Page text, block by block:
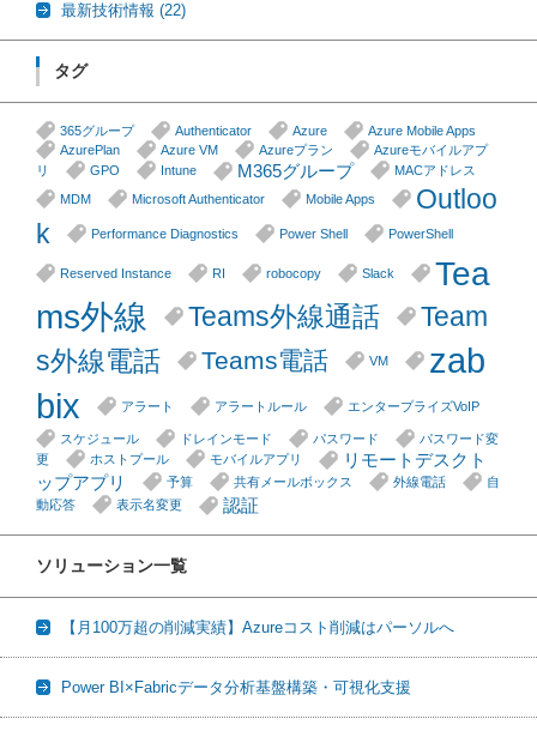
最新技術情報 (22)
タグ
365グループ Authenticator Azure
Azure Mobile Apps
AzurePlan
Azure VM Azureプラン
Azureモバイルアプ
リ
GPO Intune M365グループ
MACアドレス
MDM
Microsoft Authenticator Mobile Apps
Outloo
k
Performance Diagnostics Power Shell PowerShell
Reserved Instance RI robocopy Slack
Tea
ms外線
Teams外線通話
Team
s外線電話
Teams電話 VM
zab
bix
アラート アラートルール エンタープライズVoIP
スケジュール ドレインモード パスワード
パスワード変
更
ホストプール モバイルアプリ
リモートデスクト
ップアプリ
予算 共有メールボックス 外線電話
自
動応答
表示名変更 認証
ソリューション一覧
【月100万超の削減実績】Azureコスト削減はパーソルへ
Power BI×Fabricデータ分析基盤構築・可視化支援